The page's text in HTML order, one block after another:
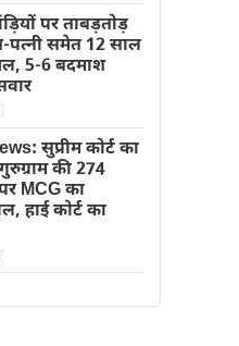
पर ताबड़तोड़
पत्नी समेत 12 साल
5-6 बदमाश
सुप्रीम कोर्ट का
की 274
MCG का
हाई कोर्ट का